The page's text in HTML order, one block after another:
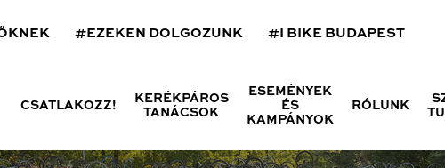
#EZEKEN DOLGOZUNK #I BIKE BUDAPEST
CSATLAKOZZ!
KERÉKPÁROS
TANÁCSOK
ESEMÉNYEK
ÉS
KAMPÁNYOK
RÓLUNK